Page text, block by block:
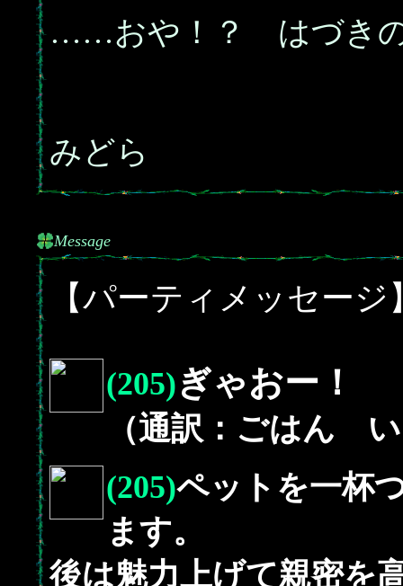
……おや！？ はづき
みどら
Message
【パーティメッセージ
(205)ぎゃおー！
（通訳：ごはん
(205)ペットを一杯
ます。
後は魅力上げて親密を